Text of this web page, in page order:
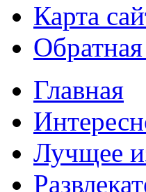
Карта
Обратная
Главная
Лучщее